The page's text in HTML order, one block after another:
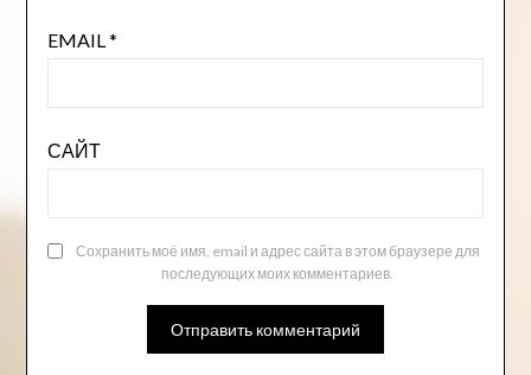
EMAIL *
САЙТ
Сохранить моё имя, email и адрес сайта в этом браузере для
последующих моих комментариев.